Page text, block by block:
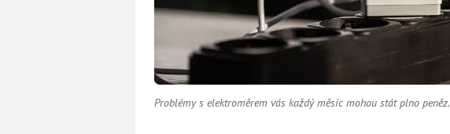
Problémy s elektroměrem vás každý měsíc mohou stát plno peněz.